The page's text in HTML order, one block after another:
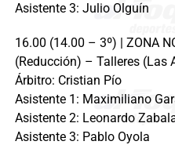
Asistente 3: Julio Olguín
16.00 (14.00 – 3º) | ZONA
(Reducción) – Talleres (Las
Árbitro: Cristian Pío
Asistente 1: Maximiliano
Asistente 2: Leonardo
Asistente 3: Pablo Oyola